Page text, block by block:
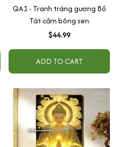
QA1 - Tranh tráng gương Bồ
Tát cầm bông sen
$44.99
ADD TO CART